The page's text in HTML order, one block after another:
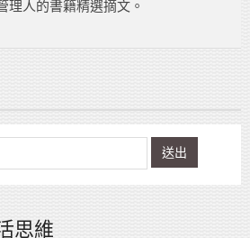
理人的書籍精選摘文。
送出
思維